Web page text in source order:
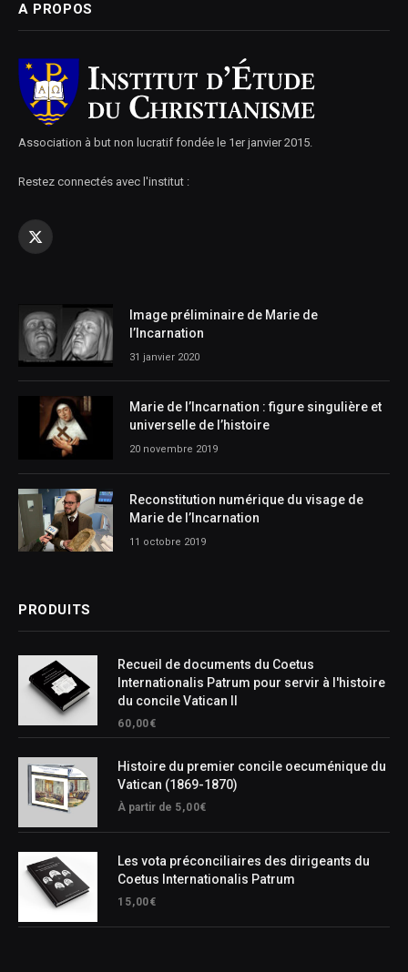
A PROPOS
Association à but non lucratif fondée le 1er janvier 2015.
Restez connectés avec l'institut :
X
Image préliminaire de Marie de
l’Incarnation
31 janvier 2020
Marie de l’Incarnation : figure singulière et
universelle de l’histoire
20 novembre 2019
Reconstitution numérique du visage de
Marie de l’Incarnation
11 octobre 2019
PRODUITS
Recueil de documents du Coetus
Internationalis Patrum pour servir à l'histoire
du concile Vatican II
60,00€
Histoire du premier concile oecuménique du
Vatican (1869-1870)
À partir de 5,00€
Les vota préconciliaires des dirigeants du
Coetus Internationalis Patrum
15,00€